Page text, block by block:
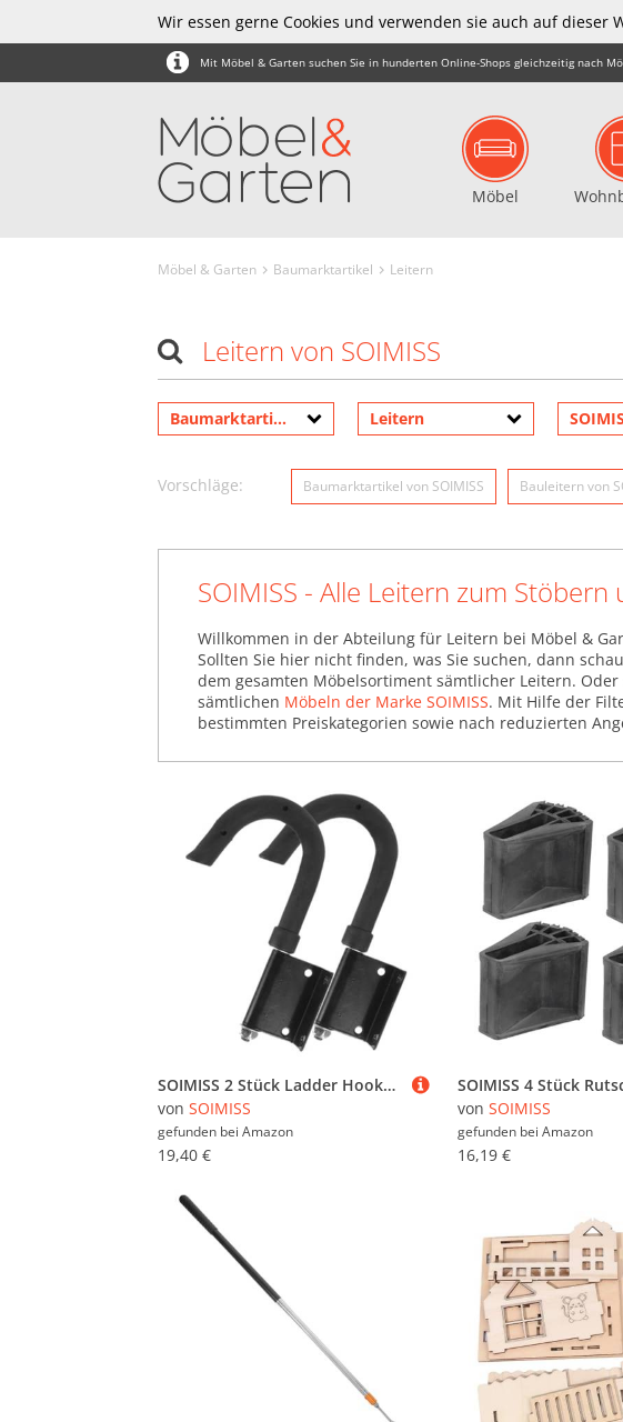
Wir essen gerne Cookies und verwenden sie auch auf dieser
Mit Möbel & Garten suchen Sie in hunderten Online-Shops gleichzeitig nach
Möbel
Möbel & Garten Baumarktartikel Leitern
Leitern von SOIMISS
Baumarktartikel Leitern
Vorschläge: Baumarktartikel von SOIMISS Bauleitern von
SOIMISS - Alle Leitern zum Stöbern
Willkommen in der Abteilung für Leitern bei Möbel &
Sollten Sie hier nicht finden, was Sie suchen, dann
dem gesamten Möbelsortiment sämtlicher Leitern.
sämtlichen Möbeln der Marke SOIMISS. Mit Hilfe der
bestimmten Preiskategorien sowie nach reduzierten
SOIMISS 2 Stück Ladder Hooks für Dachleiter Heavy Duty Anti fall Haken für Außentreppen und Dach Verstellbare Stabilisierung Sicherer Halt Kompatibel mit Garage und Dachgebrauch
von SOIMISS
gefunden bei Amazon
19,40 €
von SOIMISS
gefunden bei Amazon
16,19 €